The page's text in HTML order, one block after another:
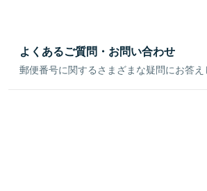
よくあるご質問・お問い合わせ
郵便番号に関するさまざまな疑問にお答え